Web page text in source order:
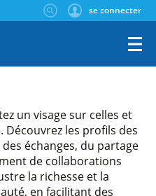
se connecter
un visage sur celles et
Découvrez les profils des
échanges, du partage
de collaborations
la richesse et la
en facilitant des